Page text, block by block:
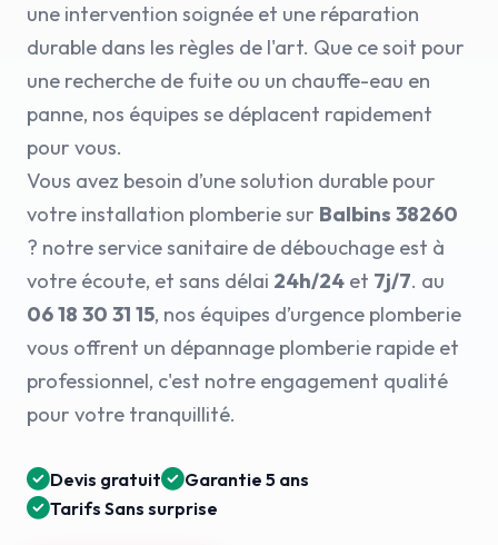
une intervention soignée et une réparation
durable dans les règles de l'art. Que ce soit pour
une recherche de fuite ou un chauffe-eau en
panne, nos équipes se déplacent rapidement
pour vous.
Vous avez besoin d’une solution durable pour
votre installation plomberie sur Balbins 38260
? notre service sanitaire de débouchage est à
votre écoute, et sans délai 24h/24 et 7j/7. au
06 18 30 31 15, nos équipes d’urgence plomberie
vous offrent un dépannage plomberie rapide et
professionnel, c'est notre engagement qualité
pour votre tranquillité.
Devis gratuit
Garantie 5 ans
Tarifs Sans surprise